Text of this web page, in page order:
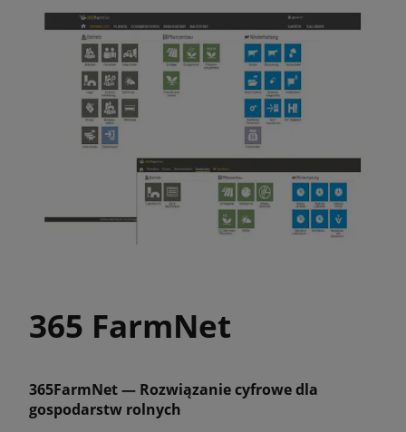
365 FarmNet
365FarmNet — Rozwiązanie cyfrowe dla
gospodarstw rolnych